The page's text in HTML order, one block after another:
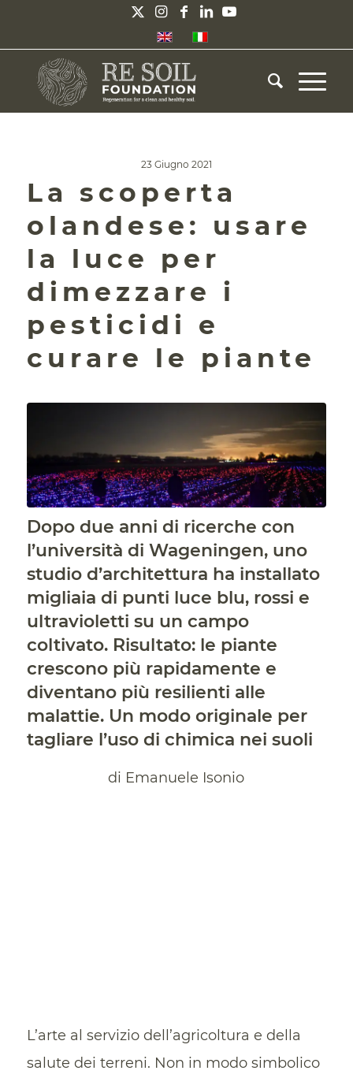
23 Giugno 2021
La scoperta
olandese: usare
la luce per
dimezzare i
pesticidi e
curare le piante
Dopo due anni di ricerche con
l’università di Wageningen, uno
studio d’architettura ha installato
migliaia di punti luce blu, rossi e
ultravioletti su un campo
coltivato. Risultato: le piante
crescono più rapidamente e
diventano più resilienti alle
malattie. Un modo originale per
tagliare l’uso di chimica nei suoli
di Emanuele Isonio
L’arte al servizio dell’agricoltura e della
salute dei terreni. Non in modo simbolico